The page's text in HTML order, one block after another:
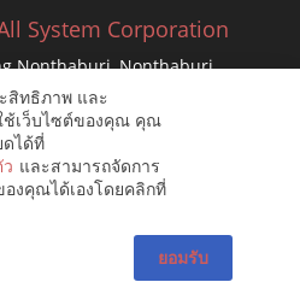
System Corporation
Nonthaburi, Nonthaburi
สิทธิภาพ และ
ช้เว็บไซต์ของคุณ คุณ
ดได้ที่
และสามารถจัดการ
องคุณได้เองโดยคลิกที่
ยอมรับ